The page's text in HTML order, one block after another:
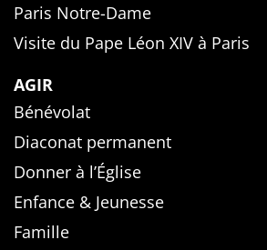
Paris Notre-Dame
Visite du Pape Léon XIV à Paris
AGIR
Bénévolat
Diaconat permanent
Donner à l’Église
Enfance & Jeunesse
Famille